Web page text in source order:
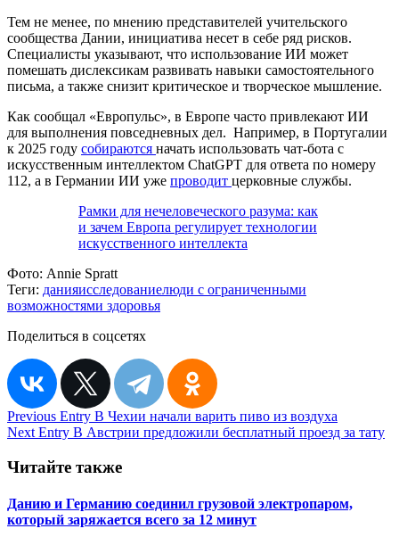
Тем не менее, по мнению представителей учительского
сообщества Дании, инициатива несет в себе ряд рисков.
Специалисты указывают, что использование ИИ может
помешать дислексикам развивать навыки самостоятельного
письма, а также снизит критическое и творческое мышление.
Как сообщал «Европульс», в Европе часто привлекают ИИ
для выполнения повседневных дел. Например, в Португалии
к 2025 году собираются начать использовать чат-бота с
искусственным интеллектом ChatGPT для ответа по номеру
112, а в Германии ИИ уже проводит церковные службы.
Рамки для нечеловеческого разума: как
и зачем Европа регулирует технологии
искусственного интеллекта
Фото: Annie Spratt
Теги: данияисследованиелюди с ограниченными
возможностями здоровья
Поделиться в соцсетях
Навигация
по
записям
Previous Entry В Чехии начали варить пиво из воздуха
Next Entry В Австрии предложили бесплатный проезд за тату
Читайте также
Данию и Германию соединил грузовой электропаром,
который заряжается всего за 12 минут